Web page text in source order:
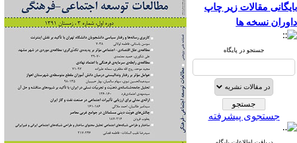
بایگانی مقالات زیر چاپ
داوران نسخه ها
جستجو در پایگاه
جستجوی پیشرفته